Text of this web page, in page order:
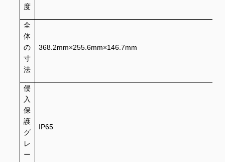
度
全
体
の
寸
法
368.2mm×255.6mm×146.7mm
侵
入
保
護
グ
レ
ー
IP65